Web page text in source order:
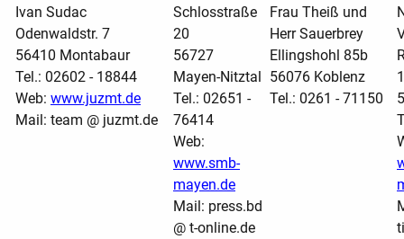
Ivan Sudac
Odenwaldstr. 7
56410 Montabaur
Tel.: 02602 - 18844
Web: www.juzmt.de
Mail: team @ juzmt.de
Schlosstraße
20
56727
Mayen-Nitztal
Tel.: 02651 -
76414
Web:
www.smb-
mayen.de
Mail: press.bd
@ t-online.de
Frau Theiß und
Herr Sauerbrey
Ellingshohl 85b
56076 Koblenz
Tel.: 0261 - 71150